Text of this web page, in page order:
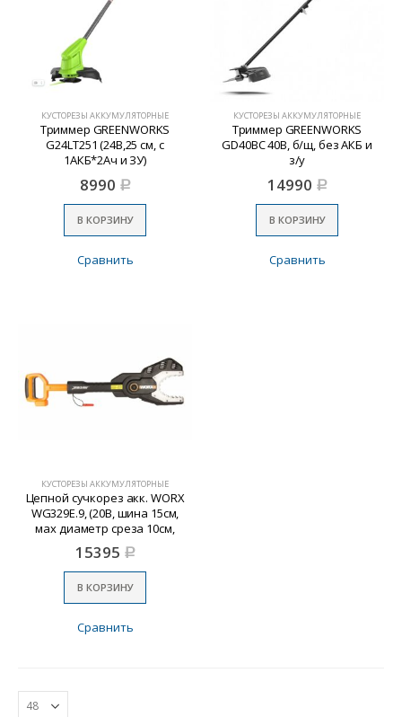
КУСТОРЕЗЫ АККУМУЛЯТОРНЫЕ
Триммер GREENWORKS
G24LT251 (24В,25 см, с
1АКБ*2Ач и ЗУ)
8990 Р
В КОРЗИНУ
Сравнить
КУСТОРЕЗЫ АККУМУЛЯТОРНЫЕ
Триммер GREENWORKS
GD40BC 40В, б/щ, без АКБ и
з/у
14990 Р
В КОРЗИНУ
Сравнить
КУСТОРЕЗЫ АККУМУЛЯТОРНЫЕ
Цепной сучкорез акк. WORX
WG329E.9, (20В, шина 15см,
мax диаметр среза 10см,
БЕЗ АКБ и ЗУ)
15395 Р
В КОРЗИНУ
Сравнить